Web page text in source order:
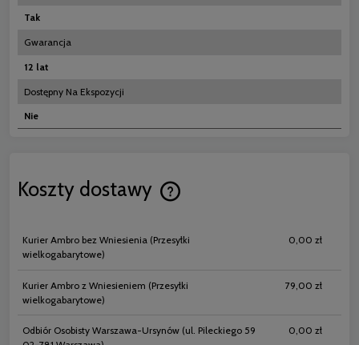
Tak
Gwarancja
12 lat
Dostępny Na Ekspozycji
Nie
Koszty dostawy
Cena nie zawiera ewentualnych
Kurier Ambro bez Wniesienia (Przesyłki
wielkogabarytowe)
0,00 zł
Kurier Ambro z Wniesieniem (Przesyłki
wielkogabarytowe)
79,00 zł
Odbiór Osobisty Warszawa-Ursynów (ul. Pileckiego 59
0,00 zł